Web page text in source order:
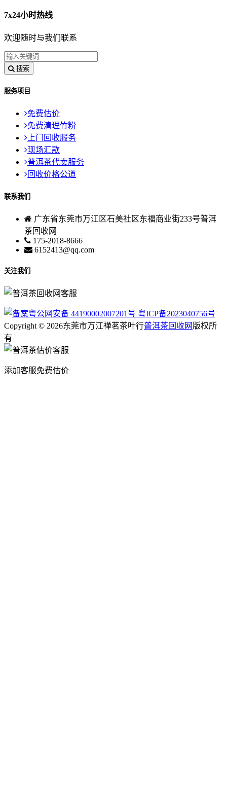
7x24小时热线
欢迎随时与我们联系
搜索
服务项目
免费估价
免费清理竹粉
上门回收服务
现场汇款
普洱茶代卖服务
回收价格公道
联系我们
广东省东莞市万江区石美社区东福商业街233号普洱
茶回收网
175-2018-8666
6152413@qq.com
关注我们
粤公网安备 44190002007201号 粤ICP备2023040756号
Copyright © 2026东莞市万江禅茗茶叶行普洱茶回收网 版权所
有
添加客服免费估价